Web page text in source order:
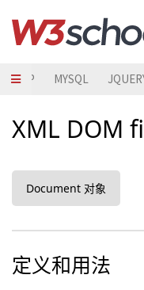
MYSQL
XML DOM
Document 对象
定义和用法